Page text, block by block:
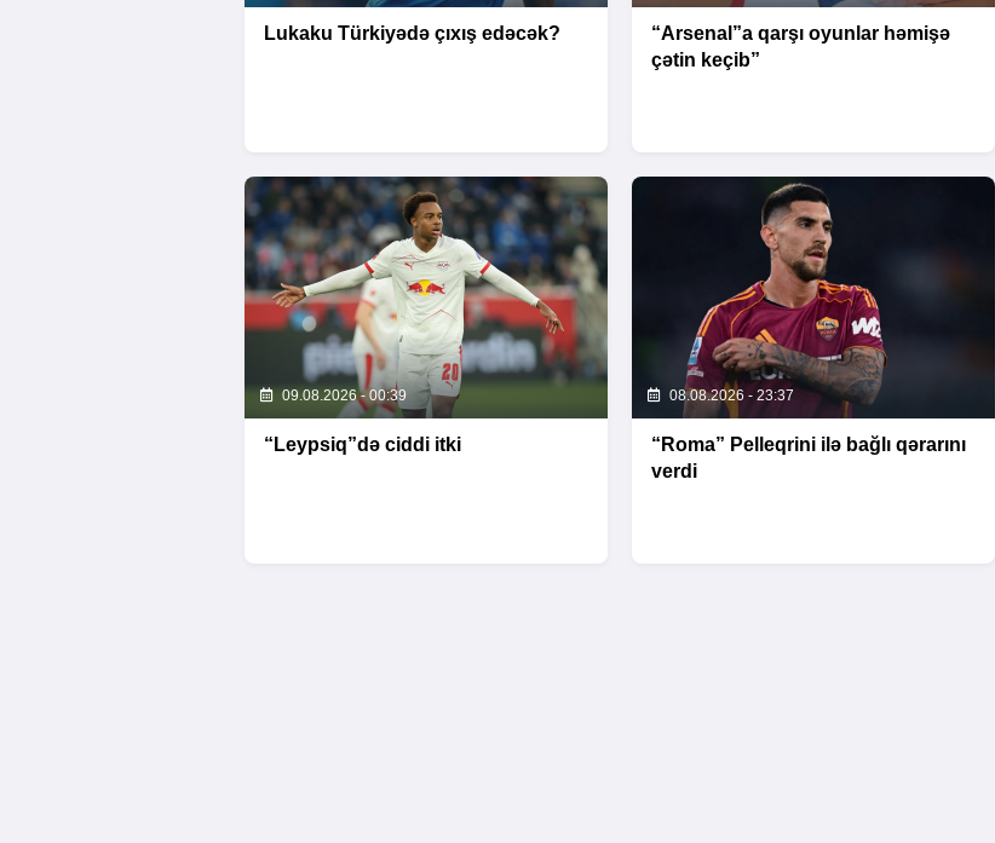
Lukaku Türkiyədə çıxış edəcək?
“Arsenal”a qarşı oyunlar həmişə
çətin keçib”
09.08.2026 - 00:39
“Leypsiq”də ciddi itki
08.08.2026 - 23:37
“Roma” Pelleqrini ilə bağlı qərarını
verdi